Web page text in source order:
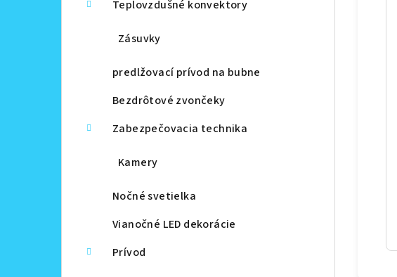
Teplovzdušné konvektory
Zásuvky
predlžovací prívod na bubne
Bezdrôtové zvončeky
Zabezpečovacia technika
Kamery
Nočné svetielka
Vianočné LED dekorácie
Prívod